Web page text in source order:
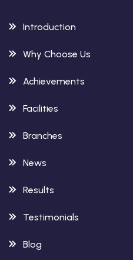
Introduction
Why Choose Us
Achievements
Facilities
Branches
News
Results
Testimonials
Blog